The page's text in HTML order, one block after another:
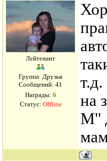
Лейтенант
Группа: Друзья
Сообщений: 41
Награды: 6
Статус: Offline
на
М"